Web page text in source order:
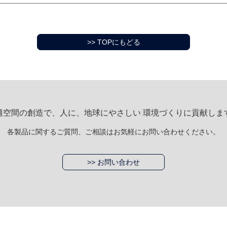
>> TOPにもどる
空間の創造で、人に、地球にやさしい 環境づくりに貢献しま
各製品に関するご質問、ご相談はお気軽にお問い合わせください。
>> お問い合わせ